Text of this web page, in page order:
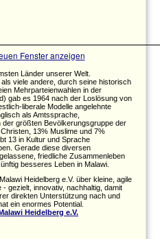
Fenster anzeigen
Länder unserer Welt.
viele andere, durch seine historisch
Mehrparteienwahlen in der
gab es 1964 nach der Loslösung von
liberale Modelle angelehnte
als Amtssprache,
größten Bevölkerungsgruppe der
13% Muslime und 7%
13 in Kultur und Sprache
Gerade diese diversen
friedliche Zusammenleben
besseres Leben in Malawi.
Heidelberg e.V. über kleine, agile
gezielt, innovativ, nachhaltig, damit
direkten Unterstützung nach und
ein enormes Potential.
Heidelberg e.V.